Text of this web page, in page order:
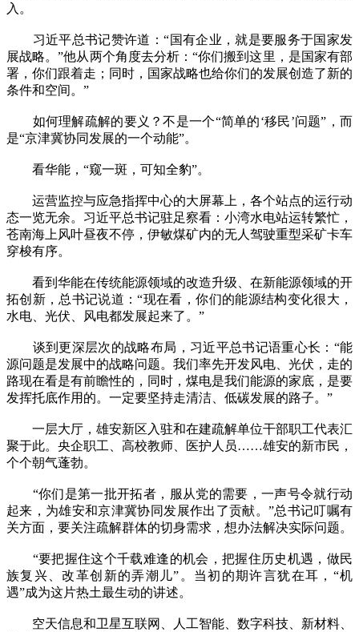
入。
习近平总书记赞许道：“国有企业，就是要服务于国家发
展战略。”他从两个角度去分析：“你们搬到这里，是国家有部
署，你们跟着走；同时，国家战略也给你们的发展创造了新的
条件和空间。”
如何理解疏解的要义？不是一个“简单的‘移民’问题”，而
是“京津冀协同发展的一个动能”。
看华能，“窥一斑，可知全豹”。
运营监控与应急指挥中心的大屏幕上，各个站点的运行动
态一览无余。习近平总书记驻足察看：小湾水电站运转繁忙，
苍南海上风叶昼夜不停，伊敏煤矿内的无人驾驶重型采矿卡车
穿梭有序。
看到华能在传统能源领域的改造升级、在新能源领域的开
拓创新，总书记说道：“现在看，你们的能源结构变化很大，
水电、光伏、风电都发展起来了。”
谈到更深层次的战略布局，习近平总书记语重心长：“能
源问题是发展中的战略问题。我们率先开发风电、光伏，走的
路现在看是有前瞻性的，同时，煤电是我们能源的家底，是要
发挥托底作用的。一定要坚持走清洁、低碳发展的路子。”
一层大厅，雄安新区入驻和在建疏解单位干部职工代表汇
聚于此。央企职工、高校教师、医护人员……雄安的新市民，
个个朝气蓬勃。
“你们是第一批开拓者，服从党的需要，一声号令就行动
起来，为雄安和京津冀协同发展作出了贡献。”总书记叮嘱有
关方面，要关注疏解群体的切身需求，想办法解决实际问题。
“要把握住这个千载难逢的机会，把握住历史机遇，做民
族复兴、改革创新的弄潮儿”。当初的期许言犹在耳，“机
遇”成为这片热土最生动的讲述。
空天信息和卫星互联网、人工智能、数字科技、新材料、